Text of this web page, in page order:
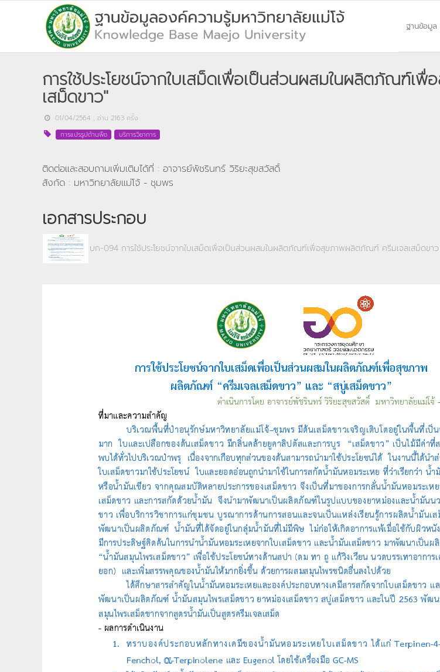
ฐานข้อมูล
การใช้ประโยชน์จากใบเสม็ดเพื่อเป็นส่วนผสมในผลิตภัณฑ์
เสม็ดขาว"
01/04/2564 , อ่าน 2163 ครั้ง
การแปรรูปด้านพืช
บริการวิชาการ
ติดต่อและสอบถามเพิ่มเติมได้ที่ : อาจารย์พัชรินทร์ วิริยะสุขสวัสดิ์
สังกัด : มหาวิทยาลัยแม่โจ้ - ชุมพร
เอกสารประกอบ
บก-094 การใช้ประโยชน์จากใบเสม็ดเพื่อเป็นส่วนผสมในผลิตภัณฑ์เพื่อสุขภาพผลิตภัณฑ์ ครีมเจลเสม็ดขา